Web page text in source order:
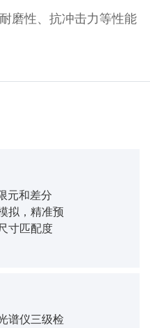
磨性、抗冲击力等性能
元和差分
拟，精准预
寸匹配度
谱仪三级检